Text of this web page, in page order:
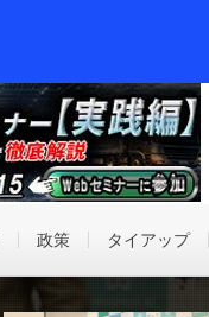
政策 タイアップ